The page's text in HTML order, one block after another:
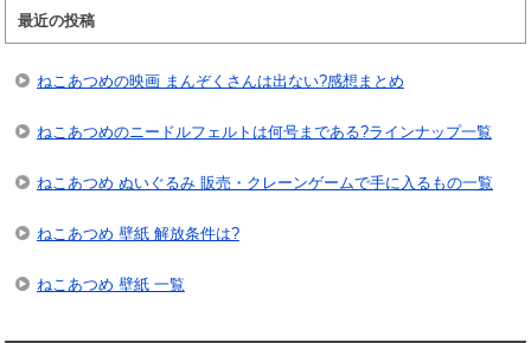
最近の投稿
ねこあつめの映画 まんぞくさんは出ない?感想まとめ
ねこあつめのニードルフェルトは何号まである?ラインナップ一覧
ねこあつめ ぬいぐるみ 販売・クレーンゲームで手に入るもの一覧
ねこあつめ 壁紙 解放条件は?
ねこあつめ 壁紙 一覧